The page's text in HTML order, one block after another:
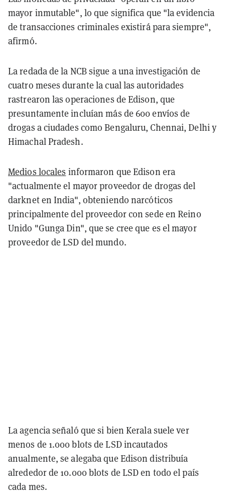
mayor inmutable", lo que significa que "la evidencia
de transacciones criminales existirá para siempre",
afirmó.
La redada de la NCB sigue a una investigación de
cuatro meses durante la cual las autoridades
rastrearon las operaciones de Edison, que
presuntamente incluían más de 600 envíos de
drogas a ciudades como Bengaluru, Chennai, Delhi y
Himachal Pradesh.
Medios locales informaron que Edison era
"actualmente el mayor proveedor de drogas del
darknet en India", obteniendo narcóticos
principalmente del proveedor con sede en Reino
Unido "Gunga Din", que se cree que es el mayor
proveedor de LSD del mundo.
La agencia señaló que si bien Kerala suele ver
menos de 1.000 blots de LSD incautados
anualmente, se alegaba que Edison distribuía
alrededor de 10.000 blots de LSD en todo el país
cada mes.